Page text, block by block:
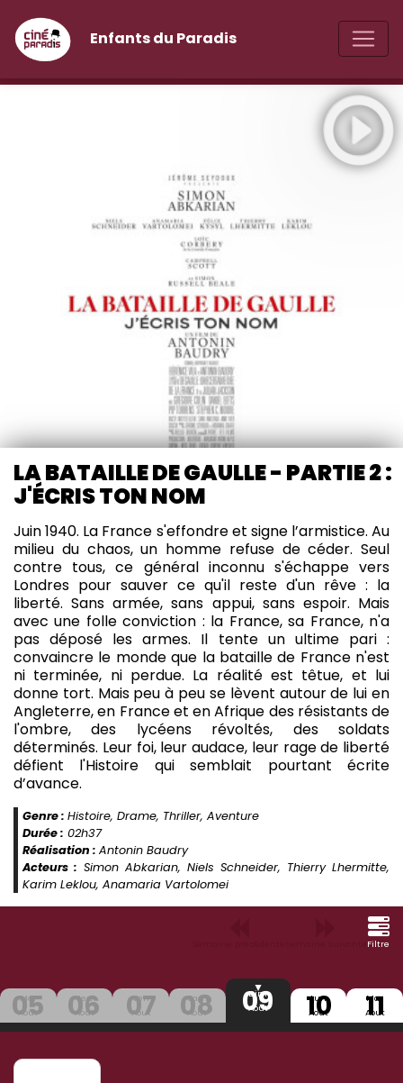
Enfants du Paradis
LA BATAILLE DE GAULLE - PARTIE 2 :
J'ÉCRIS TON NOM
Juin 1940. La France s'effondre et signe l’armistice. Au
milieu du chaos, un homme refuse de céder. Seul
contre tous, ce général inconnu s'échappe vers
Londres pour sauver ce qu'il reste d'un rêve : la
liberté. Sans armée, sans appui, sans espoir. Mais
avec une folle conviction : la France, sa France, n'a
pas déposé les armes. Il tente un ultime pari :
convaincre le monde que la bataille de France n'est
ni terminée, ni perdue. La réalité est têtue, et lui
donne tort. Mais peu à peu se lèvent autour de lui en
Angleterre, en France et en Afrique des résistants de
l'ombre, des lycéens révoltés, des soldats
déterminés. Leur foi, leur audace, leur rage de liberté
défient l'Histoire qui semblait pourtant écrite
d’avance.
Genre : Histoire, Drame, Thriller, Aventure
Durée : 02h37
Réalisation : Antonin Baudry
Acteurs : Simon Abkarian, Niels Schneider, Thierry Lhermitte,
Karim Leklou, Anamaria Vartolomei
Filtre
Mer
05
Aout
Jeu
06
Aout
Ven
07
Aout
Sam
08
Aout
Dim
09
Aout
Lun
10
Aout
Mar
11
Aout